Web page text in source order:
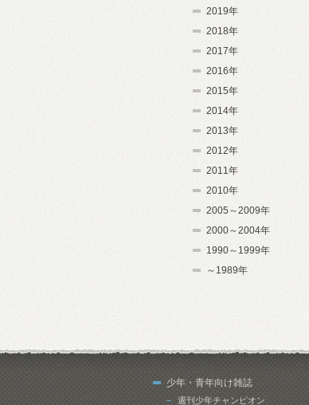
2019年
2018年
2017年
2016年
2015年
2014年
2013年
2012年
2011年
2010年
2005～2009年
2000～2004年
1990～1999年
～1989年
少年・青年向け雑誌
週刊少年チャンピオン